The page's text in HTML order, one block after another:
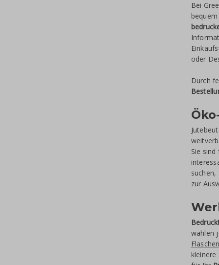
Bei
oder
Durch
Sie sind
suchen,
zur
wählen